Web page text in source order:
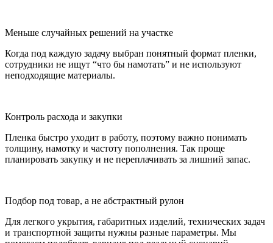
Меньше случайных решений на участке
Когда под каждую задачу выбран понятный формат пленки,
сотрудники не ищут “что бы намотать” и не используют
неподходящие материалы.
Контроль расхода и закупки
Пленка быстро уходит в работу, поэтому важно понимать
толщину, намотку и частоту пополнения. Так проще
планировать закупку и не переплачивать за лишний запас.
Подбор под товар, а не абстрактный рулон
Для легкого укрытия, габаритных изделий, технических задач
и транспортной защиты нужны разные параметры. Мы